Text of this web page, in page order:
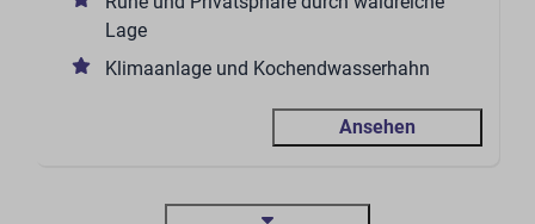
Lage
Klimaanlage und Kochendwasserhahn
Ansehen